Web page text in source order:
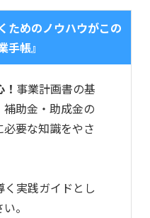
ためのノウハウがこの
手帳』
事業計画書の基
助金・助成金の
要な知識をやさ
実践ガイドとし
。